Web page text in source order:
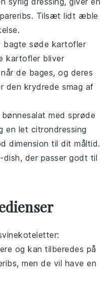
. Tilsæt lidt æble
bagte søde kartofler
kartofler bliver
de bages, og deres
den krydrede smag af
med sprøde
en let citrondressing
dimension til dit måltid.
der passer godt til
:
og kan tilberedes på
men de vil have en